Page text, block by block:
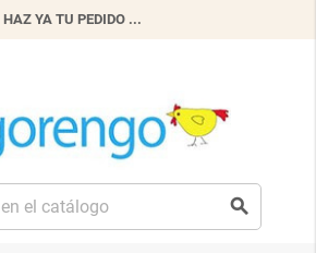
HAZ YA TU PEDIDO ...
search